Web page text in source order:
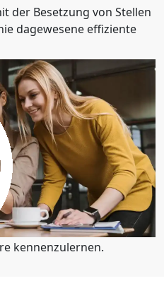
der Besetzung von Stellen
dagewesene effiziente
kennenzulernen.
kennenzulernen.